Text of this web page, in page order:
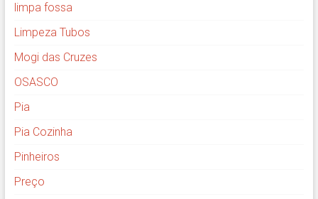
limpa fossa
Limpeza Tubos
Mogi das Cruzes
OSASCO
Pia
Pia Cozinha
Pinheiros
Preço